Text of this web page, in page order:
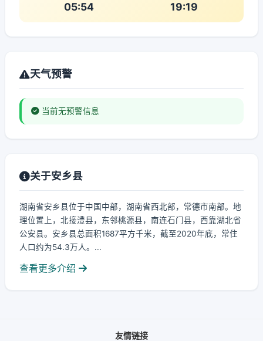
05:54 19:19
天气预警
当前无预警信息
关于安乡县
湖南省安乡县位于中国中部，湖南省西北部，常德市南部。地
理位置上，北接澧县，东邻桃源县，南连石门县，西靠湖北省
公安县。安乡县总面积1687平方千米，截至2020年底，常住
人口约为54.3万人。...
查看更多介绍
友情链接